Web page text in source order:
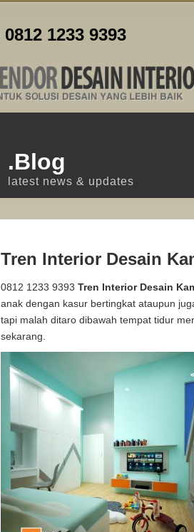
0812 1233 9393
.Blog
latest news & updates
Tren Interior Desain
0812 1233 9393 Tren Interior Desain
anak dengan kasur bertingkat ataupun
tapi malah ditaro dibawah tempat tidur
sekarang.